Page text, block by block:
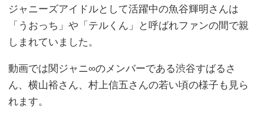
ジャニーズアイドルとして活躍中の魚谷輝明さんは
「うおっち」や「テルくん」と呼ばれファンの間で親
しまれていました。
動画では関ジャニ∞のメンバーである渋谷すばるさ
ん、横山裕さん、村上信五さんの若い頃の様子も見ら
れます。